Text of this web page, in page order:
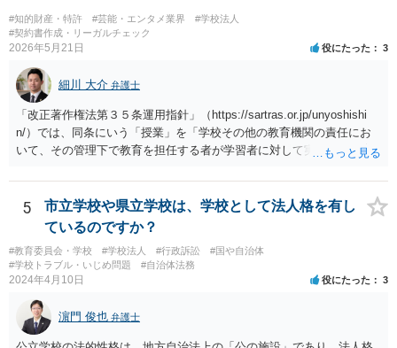
#知的財産・特許 #芸能・エンタメ業界
#学校法人
#契約書作成・リーガルチェック
2026年5月21日 役にたった 3
細川 大介 弁護士
「改正著作権法第３５条運用指針」（https://sartras.or.jp/unyoshishi
n/）では、同条にいう「授業」を「学校その他の教育機関の責任にお
いて、その管理下で教育を担任する者が学習者に対して実施する教育
級活動・クラブ活動・学校行事等）、部活動、課外補習授業等を、該
当しない例として自主的なボランティア活動・保護者会・ＰＴＡ活動
等を列挙しています。 本件をこれに当てはめますと、 ①主体である学
校司書は、学校図書館法第６条第１項上「専ら学校図書館の職務に従
事する職員」と位置づけられ、運用指針にいう「教育を担任する者」
に該当しません。 ②活動内容も、特別活動・学校行事等ではなく、図
したがって、本件展示は「授業の過程」要件を満たさず、３５条によ
る適法化はできないと考えられます。 ただし、繰り返しになります
が、ご相談のケースのような事案が裁判沙汰になることが現実的には
5
市立学校や県立学校は、学校として法人格を有し
ているのですか？
#教育委員会・学校 #学校法人 #行政訴訟
#国や自治体
#学校トラブル・いじめ問題
#自治体法務
2024年4月10日 役にたった 3
濵門 俊也 弁護士